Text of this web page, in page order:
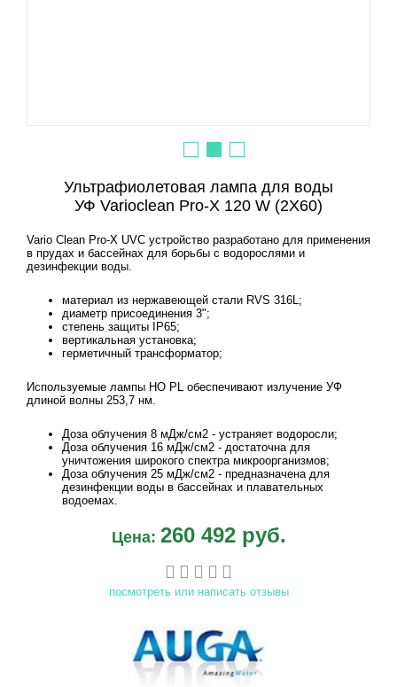
Ультрафиолетовая лампа для воды
УФ Varioclean Pro-Х 120 W (2Х60)
Vario Clean Pro-X UVC устройство разработано для применения
в прудах и бассейнах для борьбы с водорослями и
дезинфекции воды.
материал из нержавеющей стали RVS 316L;
диаметр присоединения 3";
степень защиты IP65;
вертикальная установка;
герметичный трансформатор;
Используемые лампы HO PL обеспечивают излучение УФ
длиной волны 253,7 нм.
Доза облучения 8 мДж/см2 - устраняет водоросли;
Доза облучения 16 мДж/см2 - достаточна для
уничтожения широкого спектра микроорганизмов;
Доза облучения 25 мДж/см2 - предназначена для
дезинфекции воды в бассейнах и плавательных
водоемах.
Цена: 260 492 руб.
посмотреть или написать отзывы